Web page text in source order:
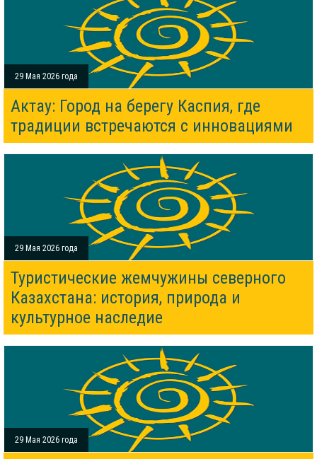
29 Мая 2026 года
Актау: Город на берегу Каспия, где
традиции встречаются с инновациями
29 Мая 2026 года
Туристические жемчужины северного
Казахстана: история, природа и
культурное наследие
29 Мая 2026 года